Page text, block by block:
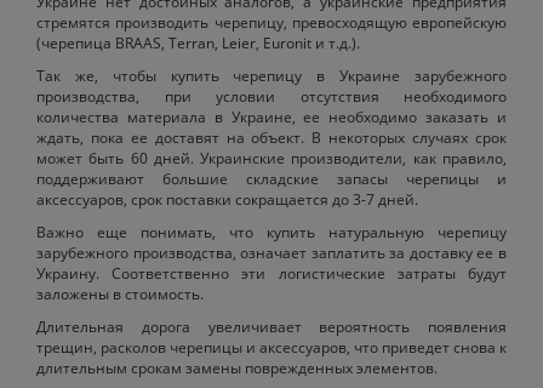
стремятся производить черепицу, превосходящую европейскую
(черепица BRAAS, Terran, Leier, Euronit и т.д.).
Так же, чтобы купить черепицу в Украине зарубежного
производства, при условии отсутствия необходимого
количества материала в Украине, ее необходимо заказать и
ждать, пока ее доставят на объект. В некоторых случаях срок
может быть 60 дней. Украинские производители, как правило,
поддерживают большие складские запасы черепицы и
аксессуаров, срок поставки сокращается до 3-7 дней.
Важно еще понимать, что купить натуральную черепицу
зарубежного производства, означает заплатить за доставку ее в
Украину. Соответственно эти логистические затраты будут
заложены в стоимость.
Длительная дорога увеличивает вероятность появления
трещин, расколов черепицы и аксессуаров, что приведет снова к
длительным срокам замены поврежденных элементов.